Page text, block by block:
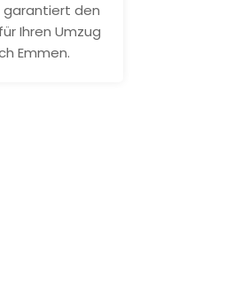
garantiert den
Ihren Umzug
Emmen.